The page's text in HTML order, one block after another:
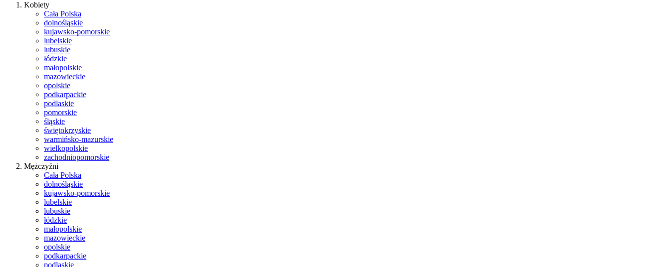
Kobiety
Cała Polska
dolnośląskie
kujawsko-pomorskie
lubelskie
lubuskie
łódzkie
małopolskie
mazowieckie
opolskie
podkarpackie
podlaskie
pomorskie
śląskie
świętokrzyskie
warmińsko-mazurskie
wielkopolskie
zachodniopomorskie
Mężczyźni
Cała Polska
dolnośląskie
kujawsko-pomorskie
lubelskie
lubuskie
łódzkie
małopolskie
mazowieckie
opolskie
podkarpackie
podlaskie